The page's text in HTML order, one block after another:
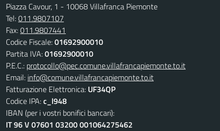
Piazza Cavour, 1 - 10068 Villafranca Piemonte
Tel:011.9807107
Fax:011.9807441
Codice Fiscale:01692900010
Partita IVA:01692900010
P.E.C.: protocollo@pec.comune.villafrancapiemonte.to.it
Email: info@comune.villafrancapiemonte.to.it
Fatturazione Elettronica: UF34QP
Codice IPA:c_l948
IBAN (per i vostri bonifici bancari):
IT 96 V 07601 03200 001064275462